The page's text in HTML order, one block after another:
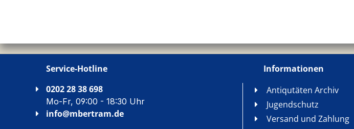
Service-Hotline
0202 28 38 698
Mo-Fr, 09:00 - 18:30 Uhr
info@mbertram.de
Informationen
Antiqutäten Archiv
Jugendschutz
Versand und Zahlung